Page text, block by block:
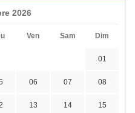
2026
Ven Sam Dim
01
06 07 08
13 14 15